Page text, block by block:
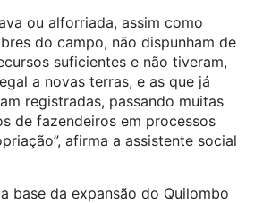
ou alforriada, assim como
do campo, não dispunham de
suficientes e não tiveram,
a novas terras, e as que já
registradas, passando muitas
de fazendeiros em processos
afirma a assistente social
base da expansão do Quilombo